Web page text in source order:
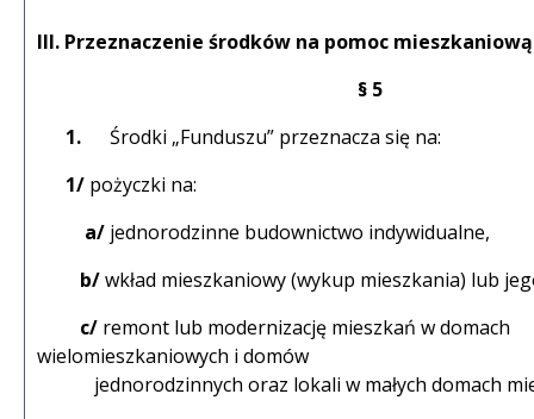
III. Przeznaczenie środków na pomoc mieszkaniową
§ 5
1. Środki „Funduszu” przeznacza się na:
1/ pożyczki na:
a/ jednorodzinne budownictwo indywidualne,
b/wkład mieszkaniowy (wykup mieszkania) lub
c/ remont lub modernizację mieszkań w domach
wielomieszkaniowych i domów
jednorodzinnych oraz lokali w małych domach